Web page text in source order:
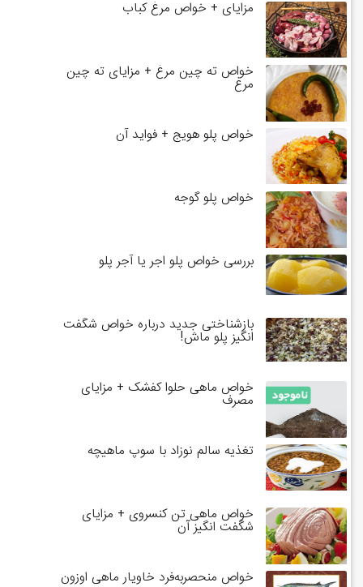
مزایای + خواص مرغ کباب
خواص ته چین مرغ + مزایای ته چین
مرغ
خواص پلو هویج + فواید آن
خواص پلو گوجه
بررسی خواص پلو اجر یا آجر پلو
بازشناختی جدید درباره خواص شگفت
انگیز پلو ماش!
خواص ماهی حلوا کفشک + مزایای
مصرف
تغذیه سالم نوزاد با سوپ ماهیچه
خواص ماهی تن کنسروی + مزایای
شگفت انگیز آن
خواص منحصربه‌فرد خاویار ماهی اوزون